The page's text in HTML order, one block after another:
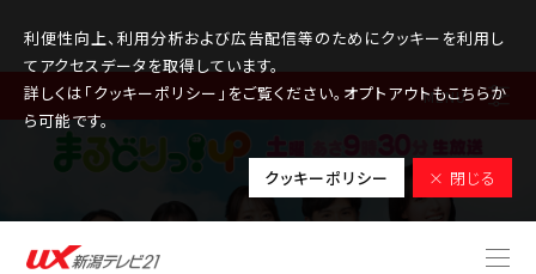
利便性向上、利用分析および広告配信等のためにクッキーを利用し
てアクセスデータを取得しています。
詳しくは「クッキーポリシー」をご覧ください。オプトアウトもこちらか
ら可能です。
クッキーポリシー × 閉じる
MENU